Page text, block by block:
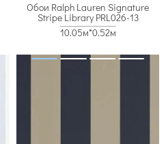
Обои Ralph Lauren Signature
Stripe Library PRL026-13
10.05м*0.52м